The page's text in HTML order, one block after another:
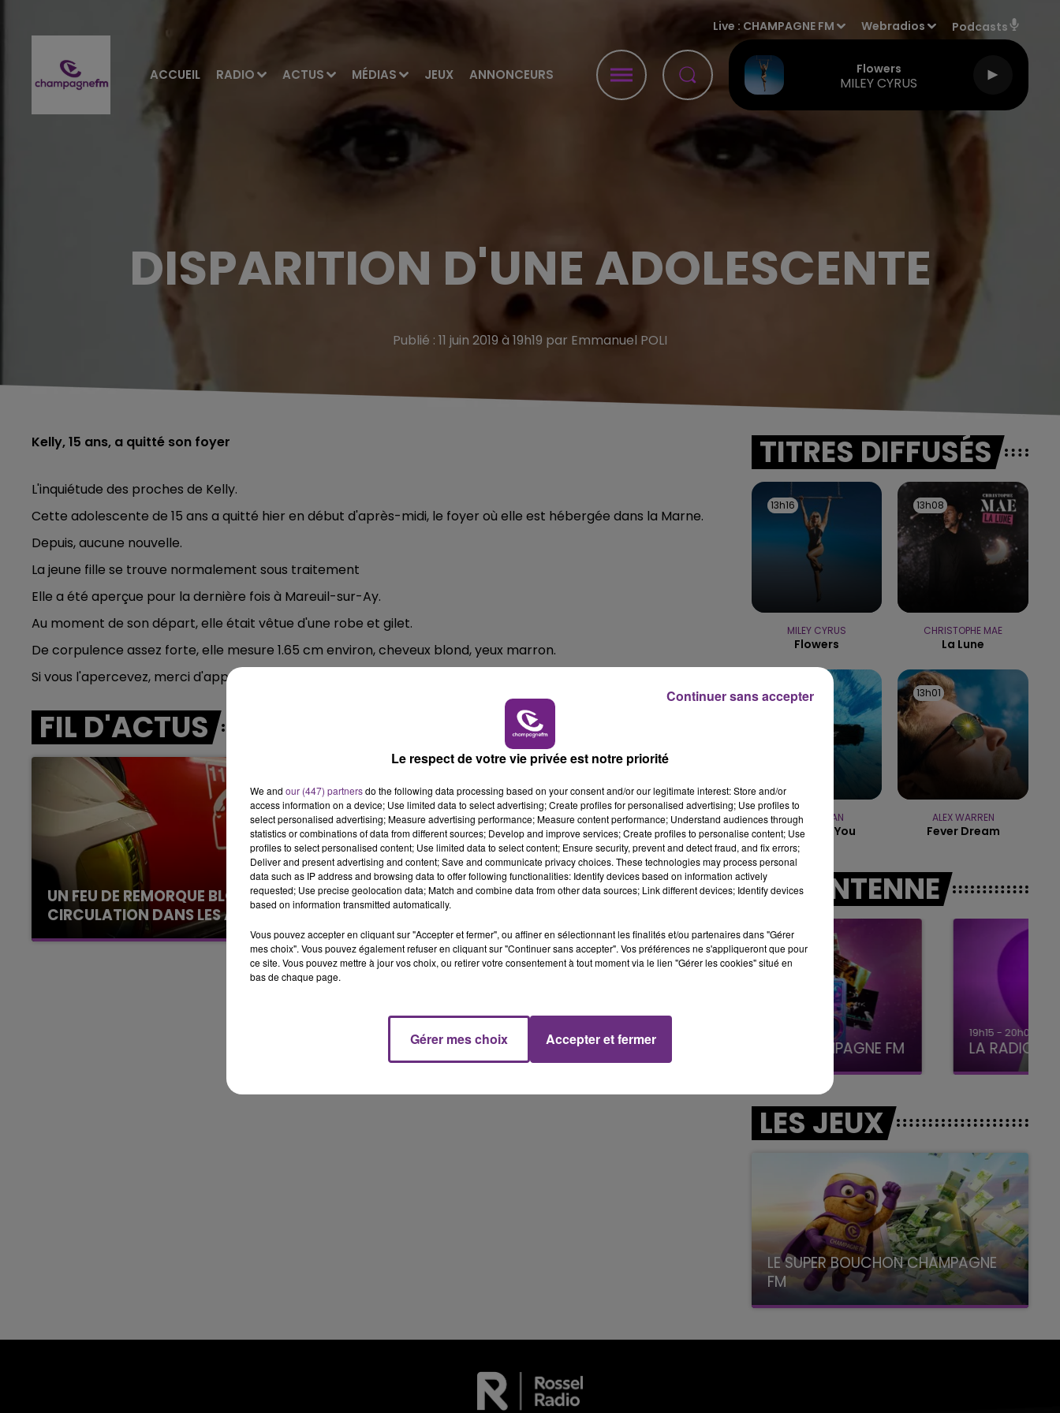
ACCUEIL RADIO ACTUS MÉDIAS JEUX ANNONCEURS
Live : CHAMPAGNE FM Webradios Podcasts
Flowers
MILEY CYRUS
14h00 - 15h00
LA RADIO POP
15h00 - 19h00
LE CLUB CHAMPAGNE FM
19h00 - 19h15
LA POP MACHINE - CHAMPAGNE FM
DISPARITION D'UNE ADOLESCENTE
Publié : 11 juin 2019 à 19h19 par Emmanuel POLI
Kelly, 15 ans, a quitté son foyer
L'inquiétude des proches de Kelly.
Cette adolescente de 15 ans a quitté hier en début d'après-midi, le foyer où elle est hébergée dans la Marne.
Depuis, aucune nouvelle.
La jeune fille se trouve normalement sous traitement
Elle a été aperçue pour la dernière fois à Mareuil-sur-Ay.
Au moment de son départ, elle était vêtue d'une robe et gilet.
De corpulence assez forte, elle mesure 1.65 cm environ, cheveux blond, yeux marron.
Si vous l'apercevez, merci d'appeler la gendarmerie d'Avenay-Val-d'Or ou sa sœur au 0652908714.
FIL D'ACTUS
UN FEU DE REMORQUE BLOQUE LA
CIRCULATION DANS LES ARDENNES
Un feu de remorque s'est déclaré ce mercredi
VENEZ FÊTER CE WEEK-END
L'ANNIVERSAIRE DE WOINIC
Ce samedi 8 août sera un grand jour :
l'anniversaire du plus gros sanglier du monde.
Une fête est donc organisée et vous êtes tous
TITRES DIFFUSÉS
13h16
13h16
MILEY CYRUS
Flowers
13h08
13h08
CHRISTOPHE MAE
La Lune
13h04
13h04
ED SHEERAN
Shape Of You
13h01
13h01
ALEX WARREN
Fever Dream
A L'ANTENNE
19h00 - 19h15
LA POP MACHINE - CHAMPAGNE FM
19h15 - 20h00
LA RADIO POP
LES JEUX
LE SUPER BOUCHON CHAMPAGNE
FM
avec La Famille Champagne FM, à 8H10
Le respect de votre vie privée est notre priorité
We and our (447) partnersdo the following data processing based on your consent and/or our legitimate interest: Store and/or
access information on a device; Use limited data to select advertising; Create profiles for personalised advertising; Use profiles to
select personalised advertising; Measure advertising performance; Measure content performance; Understand audiences through
statistics or combinations of data from different sources; Develop and improve services; Create profiles to personalise content; Use
profiles to select personalised content; Use limited data to select content; Ensure security, prevent and detect fraud, and fix errors;
Deliver and present advertising and content; Save and communicate privacy choices. These technologies may process personal
data such as IP address and browsing data to offer following functionalities: Identify devices based on information actively
requested; Use precise geolocation data; Match and combine data from other data sources; Link different devices; Identify devices
based on information transmitted automatically.
Vous pouvez accepter en cliquant sur "Accepter et fermer", ou affiner en sélectionnant les finalités et/ou partenaires dans "Gérer
mes choix". Vous pouvez également refuser en cliquant sur "Continuer sans accepter". Vos préférences ne s'appliqueront que pour
ce site. Vous pouvez mettre à jour vos choix, ou retirer votre consentement à tout moment via le lien "Gérer les cookies" situé en
bas de chaque page.
Gérer mes choix Accepter et fermer
Continuer sans accepter